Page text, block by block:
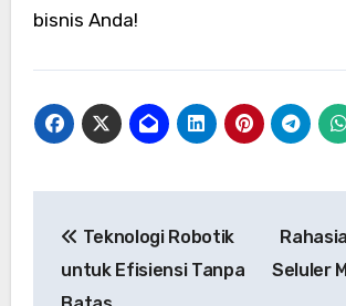
bisnis Anda!
pos
Teknologi Robotik
untuk Efisiensi Tanpa
Seluler